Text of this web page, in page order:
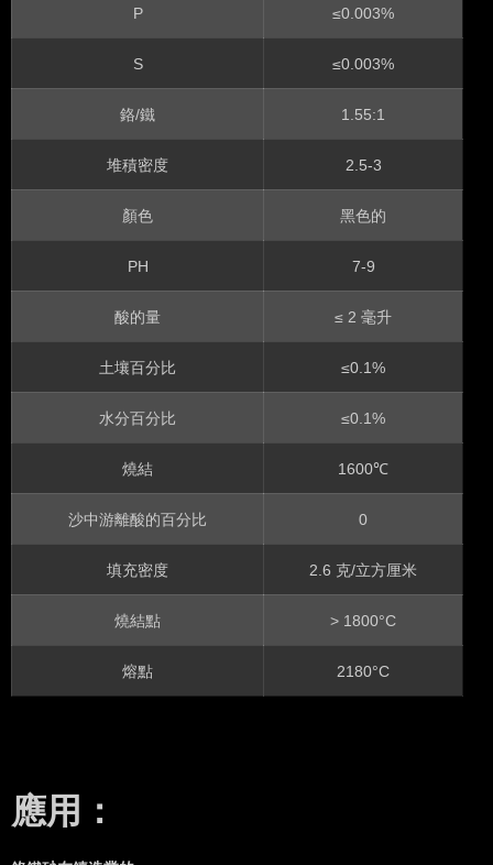
P ≤0.003%
S ≤0.003%
鉻/鐵 1.55:1
堆積密度 2.5-3
顏色 黑色的
PH 7-9
酸的量 ≤ 2 毫升
土壤百分比 ≤0.1%
水分百分比 ≤0.1%
燒結 1600℃
沙中游離酸的百分比 0
填充密度 2.6 克/立方厘米
燒結點 > 1800°C
熔點 2180°C
應用：